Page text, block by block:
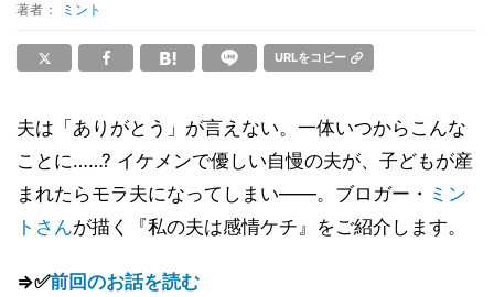
著者： ミント
URLをコピー
夫は「ありがとう」が言えない。一体いつからこんな
ことに……? イケメンで優しい自慢の夫が、子どもが産
まれたらモラ夫になってしまい――。ブロガー・ ミン
トさんが描く『私の夫は感情ケチ』をご紹介します。
⇒✅前回のお話を読む